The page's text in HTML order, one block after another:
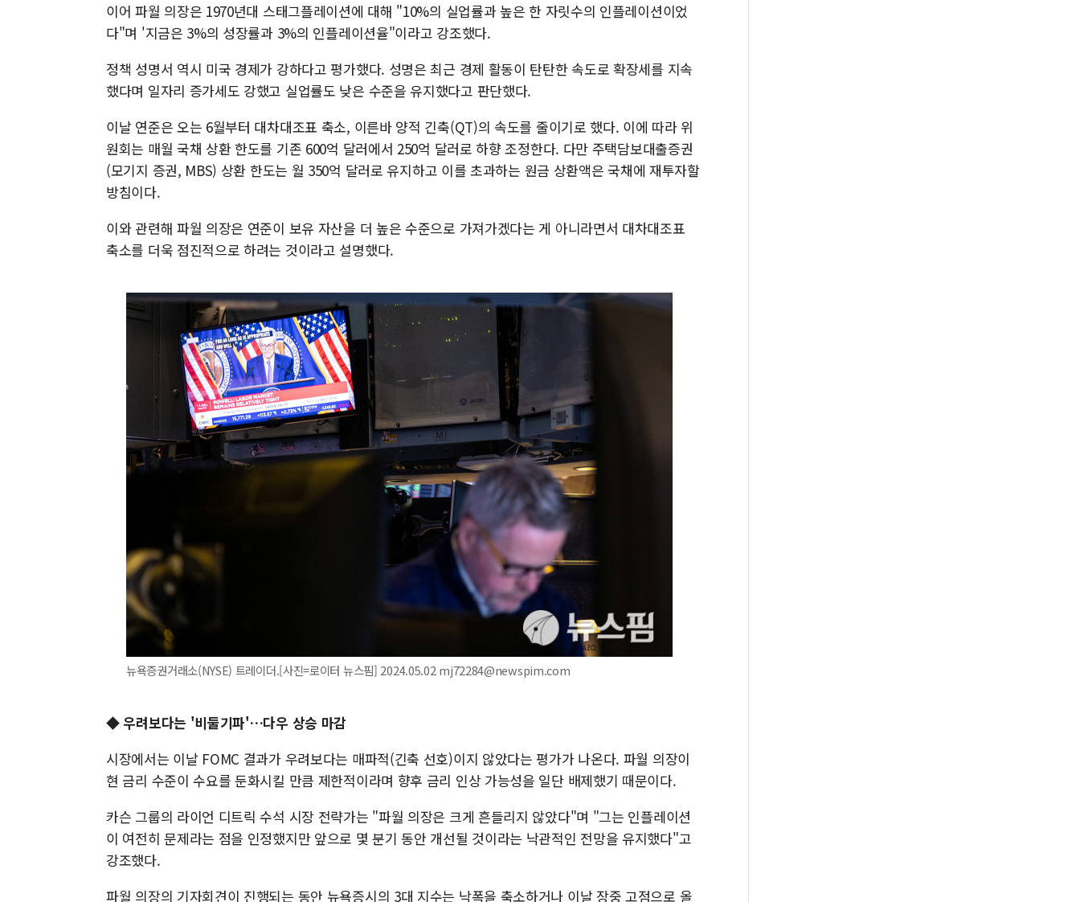
이어 파월 의장은 1970년대 스태그플레이션에 대해 "10%의 실업률과 높은 한 자릿수의 인플레이션이었
다"며 '지금은 3%의 성장률과 3%의 인플레이션율"이라고 강조했다.
정책 성명서 역시 미국 경제가 강하다고 평가했다. 성명은 최근 경제 활동이 탄탄한 속도로 확장세를 지속
했다며 일자리 증가세도 강했고 실업률도 낮은 수준을 유지했다고 판단했다.
이날 연준은 오는 6월부터 대차대조표 축소, 이른바 양적 긴축(QT)의 속도를 줄이기로 했다. 이에 따라 위
원회는 매월 국채 상환 한도를 기존 600억 달러에서 250억 달러로 하향 조정한다. 다만 주택담보대출증권
(모기지 증권, MBS) 상환 한도는 월 350억 달러로 유지하고 이를 초과하는 원금 상환액은 국채에 재투자할
방침이다.
이와 관련해 파월 의장은 연준이 보유 자산을 더 높은 수준으로 가져가겠다는 게 아니라면서 대차대조표
축소를 더욱 점진적으로 하려는 것이라고 설명했다.
뉴욕증권거래소(NYSE) 트레이더.[사진=로이터 뉴스핌] 2024.05.02 mj72284@newspim.com
◆ 우려보다는 '비둘기파'…다우 상승 마감
시장에서는 이날 FOMC 결과가 우려보다는 매파적(긴축 선호)이지 않았다는 평가가 나온다. 파월 의장이
현 금리 수준이 수요를 둔화시킬 만큼 제한적이라며 향후 금리 인상 가능성을 일단 배제했기 때문이다.
카슨 그룹의 라이언 디트릭 수석 시장 전략가는 "파월 의장은 크게 흔들리지 않았다"며 "그는 인플레이션
이 여전히 문제라는 점을 인정했지만 앞으로 몇 분기 동안 개선될 것이라는 낙관적인 전망을 유지했다"고
강조했다.
파월 의장의 기자회견이 진행되는 동안 뉴욕증시의 3대 지수는 낙폭을 축소하거나 이날 장중 고점으로 올